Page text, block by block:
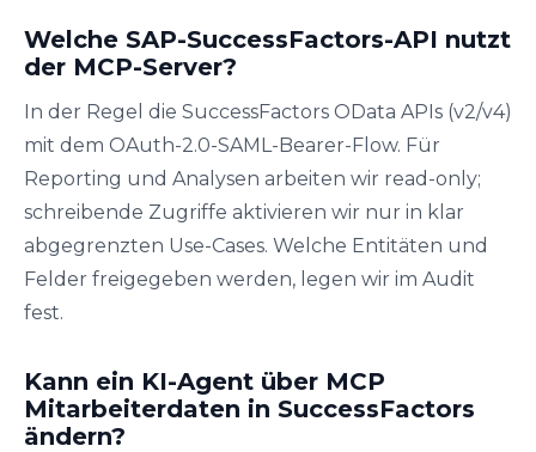
Welche SAP-SuccessFactors-API nutzt
der MCP-Server?
In der Regel die SuccessFactors OData APIs (v2/v4)
mit dem OAuth-2.0-SAML-Bearer-Flow. Für
Reporting und Analysen arbeiten wir read-only;
schreibende Zugriffe aktivieren wir nur in klar
abgegrenzten Use-Cases. Welche Entitäten und
Felder freigegeben werden, legen wir im Audit
fest.
Kann ein KI-Agent über MCP
Mitarbeiterdaten in SuccessFactors
ändern?